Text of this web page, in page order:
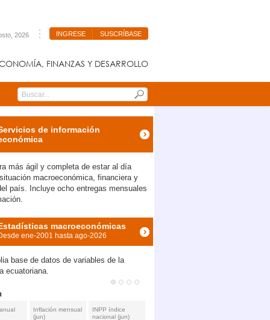
2026 INGRESE SUSCRÍBASE
FINANZAS Y DESARROLLO
Submit
Ecuador es un aliado de Estados Unidos en las Américas
de información
más ágil y completa de estar al día
macroeconómica, financiera y
país. Incluye ocho entregas mensuales
macroeconómicas
ene-2001 hasta ago-2026
base de datos de variables de la
ecuatoriana.
índice
Pasiva (ago) Activa (ago)